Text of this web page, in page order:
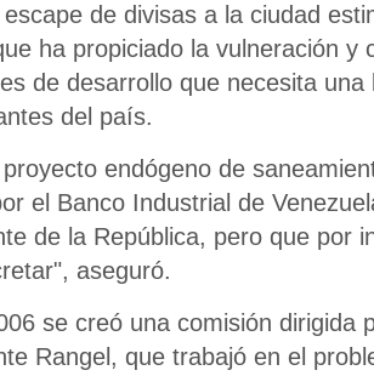
de divisas a la ciudad
ha propiciado la vulneración y
de desarrollo que necesita
del país.
endógeno de
el Banco Industrial de
de la República, pero que por
, aseguró.
se creó una comisión dirigida
Rangel, que trabajó en el